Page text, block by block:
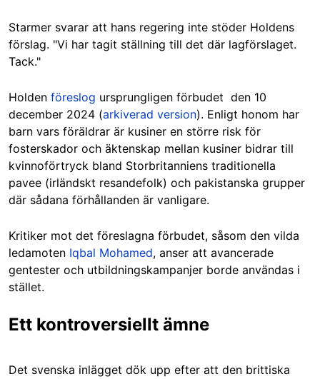
Starmer svarar att hans regering inte stöder Holdens
förslag. "Vi har tagit ställning till det där lagförslaget.
Tack."
Holden föreslog ursprungligen förbudet den 10
december 2024 (arkiverad version). Enligt honom har
barn vars föräldrar är kusiner en större risk för
fosterskador och äktenskap mellan kusiner bidrar till
kvinnoförtryck bland Storbritanniens traditionella
pavee (irländskt resandefolk) och pakistanska grupper
där sådana förhållanden är vanligare.
Kritiker mot det föreslagna förbudet, såsom den vilda
ledamoten Iqbal Mohamed, anser att avancerade
gentester och utbildningskampanjer borde användas i
stället.
Ett kontroversiellt ämne
Det svenska inlägget dök upp efter att den brittiska